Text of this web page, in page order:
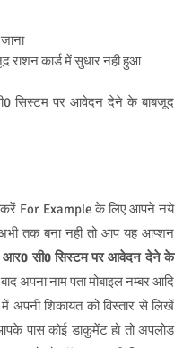
राशन कार्ड में सुधार नही हुआ
सिस्टम पर आवेदन देने के बाबजूद
For Example के लिए आपने नये
तक बना नही तो आप यह आप्शन
सी0 सिस्टम पर आवेदन देने के
अपना नाम पता मोबाइल नम्बर आदि
अपनी शिकायत को विस्तार से लिखें
पास कोई डाकुमेंट हो तो अपलोड